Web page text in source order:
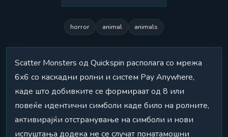
horror animal animals
Scatter Monsters од Quickspin располага со мрежа
6x6 со каскадни ролни и систем Pay Anywhere,
каде што добивките се формираат од 8 или
повеќе идентични симболи каде било на ролните,
активирајќи отстранување на симболи и нови
испуштања додека не се случат понатамошни